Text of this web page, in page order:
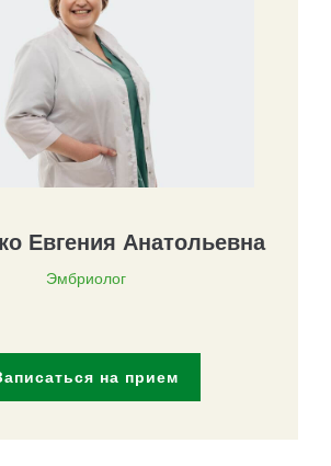
Евгения Анатольевна
Эмбриолог
на прием